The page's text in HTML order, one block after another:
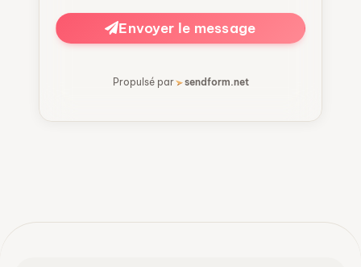
Envoyer le message
Propulsé par sendform.net